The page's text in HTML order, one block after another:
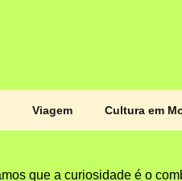
Viagem Cultura em
que a curiosidade é o